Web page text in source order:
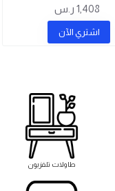
1,408 ر.س
اشتري اﻵن
طاولات تلفزيون